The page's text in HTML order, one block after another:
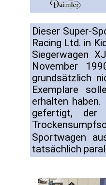
Dieser Super-
Racing Ltd. in
Siegerwagen
November
grundsätzlich
Exemplare
erhalten
gefertigt,
Sportwagen
tatsächlich